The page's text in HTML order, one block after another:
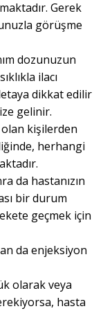
Gerek
görüşme
dozunuzun
ilacı
dikkat edilir
gelinir.
kişilerden
herhangi
da hastanızın
bir durum
geçmek için
da enjeksiyon
olarak veya
hasta